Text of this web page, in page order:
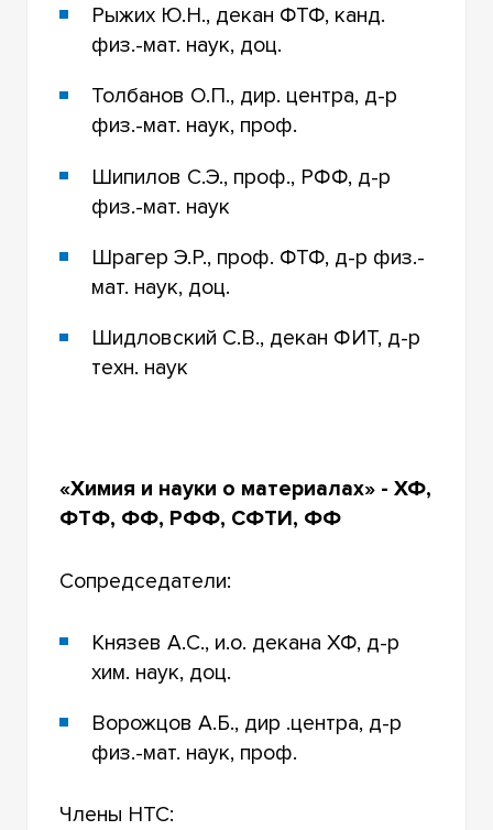
Рыжих Ю.Н., декан ФТФ, канд.
физ.-мат. наук, доц.
Толбанов О.П., дир. центра, д-р
физ.-мат. наук, проф.
Шипилов С.Э., проф., РФФ, д-р
физ.-мат. наук
Шрагер Э.Р., проф. ФТФ, д-р физ.-
мат. наук, доц.
Шидловский С.В., декан ФИТ, д-р
техн. наук
«Химия и науки о материалах» - ХФ,
ФТФ, ФФ, РФФ, СФТИ, ФФ
Сопредседатели:
Князев А.С., и.о. декана ХФ, д-р
хим. наук, доц.
Ворожцов А.Б., дир .центра, д-р
физ.-мат. наук, проф.
Члены НТС: